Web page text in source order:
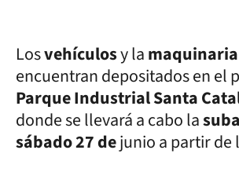
Losvehículosy la
encuentran depositados en el
Parque Industrial Santa
donde se llevará a cabo la
sábado 27 dejunio a partir de